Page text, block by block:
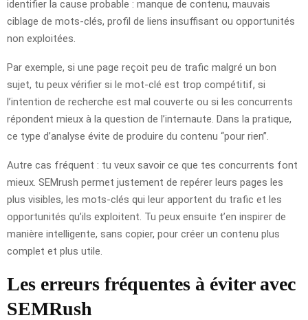
identifier la cause probable : manque de contenu, mauvais
ciblage de mots-clés, profil de liens insuffisant ou opportunités
non exploitées.
Par exemple, si une page reçoit peu de trafic malgré un bon
sujet, tu peux vérifier si le mot-clé est trop compétitif, si
l’intention de recherche est mal couverte ou si les concurrents
répondent mieux à la question de l’internaute. Dans la pratique,
ce type d’analyse évite de produire du contenu “pour rien”.
Autre cas fréquent : tu veux savoir ce que tes concurrents font
mieux. SEMrush permet justement de repérer leurs pages les
plus visibles, les mots-clés qui leur apportent du trafic et les
opportunités qu’ils exploitent. Tu peux ensuite t’en inspirer de
manière intelligente, sans copier, pour créer un contenu plus
complet et plus utile.
Les erreurs fréquentes à éviter avec
SEMRush